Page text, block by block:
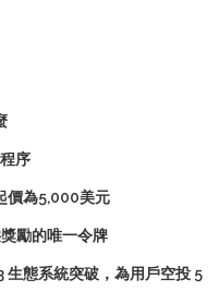
序
價為5,000美元
勵的唯一令牌
態系統突破，為用戶空投 5